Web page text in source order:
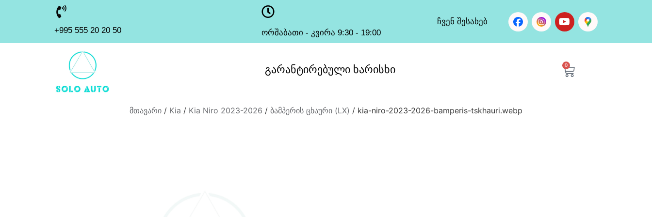
+995 555 20 20 50 ორშაბათი - კვირა 9:30 - 19:00
ჩვენ შესახებ
გარანტირებული ხარისხი 0
მთავარი / Kia / Kia Niro 2023-2026 / ბამპერის ცხაური (LX) / kia-niro-2023-2026-bamperis-tskhauri.webp